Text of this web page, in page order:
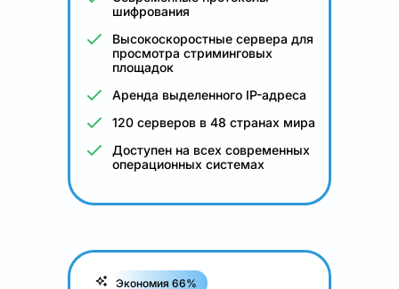
шифрования
Высокоскоростные сервера для
просмотра стриминговых
площадок
Аренда выделенного IP-адреса
120 серверов в 48 странах мира
Доступен на всех современных
операционных системах
Экономия 66%